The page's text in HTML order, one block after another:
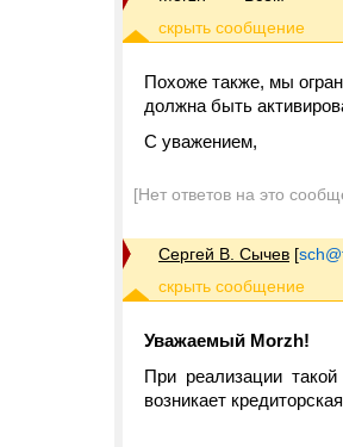
Похоже также, мы
должна быть
С уважением,
[Нет ответов на это
Сергей В. Сычев [
Уважаемый Morzh!
При реализации
возникает